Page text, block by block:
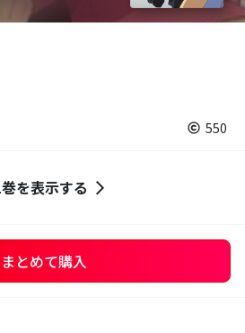
550
を表示する
まとめて購入